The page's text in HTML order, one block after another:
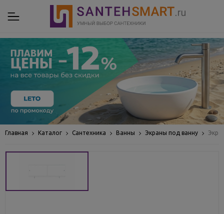
Главная Каталог Сантехника Ванны Экраны под ванну